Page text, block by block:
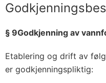
§ 9Godkjenning av
Etablering og drift av
er godkjenningspliktig: